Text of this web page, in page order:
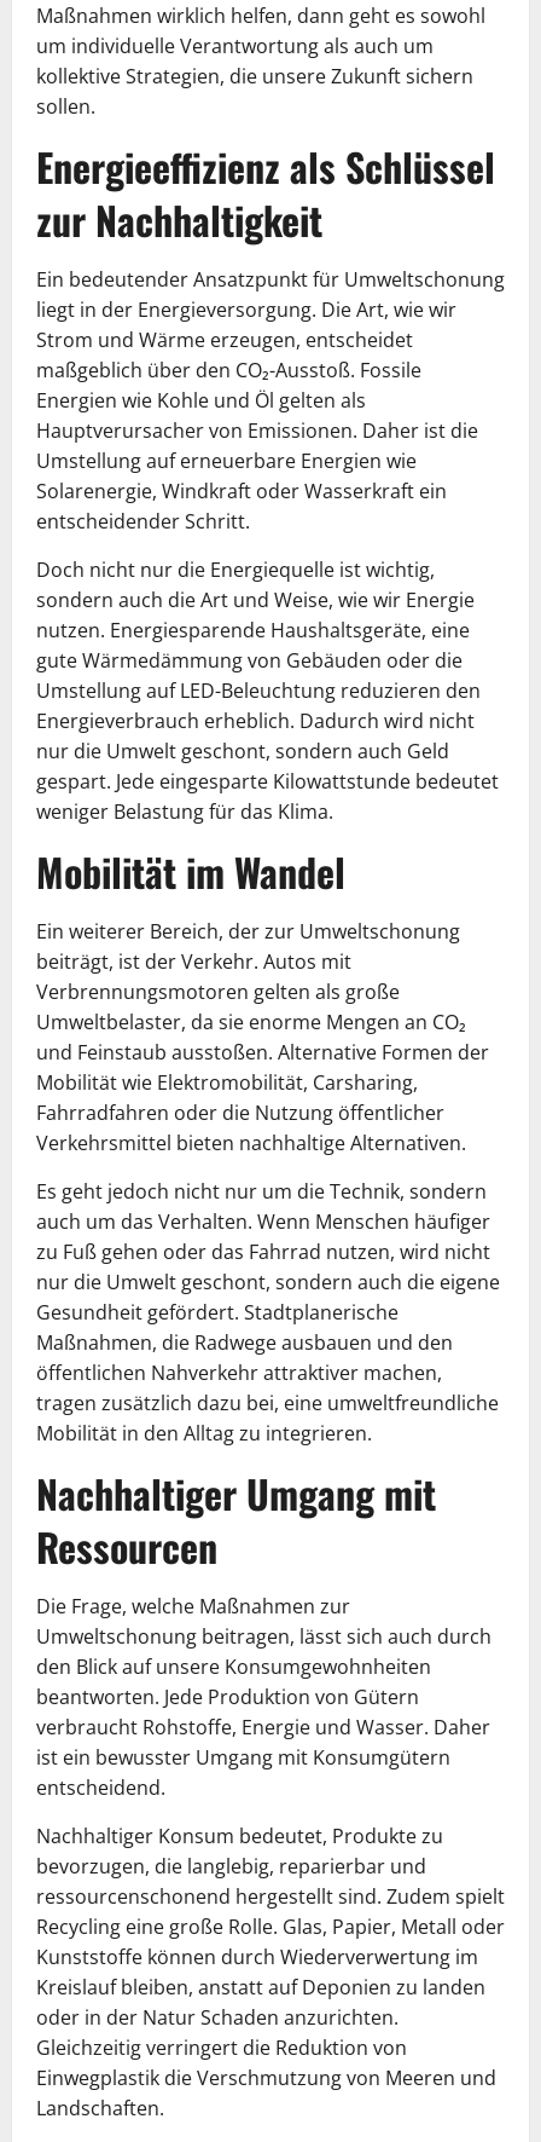
Maßnahmen wirklich helfen, dann geht es sowohl
um individuelle Verantwortung als auch um
kollektive Strategien, die unsere Zukunft sichern
sollen.
Energieeffizienz als Schlüssel
zur Nachhaltigkeit
Ein bedeutender Ansatzpunkt für Umweltschonung
liegt in der Energieversorgung. Die Art, wie wir
Strom und Wärme erzeugen, entscheidet
maßgeblich über den CO₂-Ausstoß. Fossile
Energien wie Kohle und Öl gelten als
Hauptverursacher von Emissionen. Daher ist die
Umstellung auf erneuerbare Energien wie
Solarenergie, Windkraft oder Wasserkraft ein
entscheidender Schritt.
Doch nicht nur die Energiequelle ist wichtig,
sondern auch die Art und Weise, wie wir Energie
nutzen. Energiesparende Haushaltsgeräte, eine
gute Wärmedämmung von Gebäuden oder die
Umstellung auf LED-Beleuchtung reduzieren den
Energieverbrauch erheblich. Dadurch wird nicht
nur die Umwelt geschont, sondern auch Geld
gespart. Jede eingesparte Kilowattstunde bedeutet
weniger Belastung für das Klima.
Mobilität im Wandel
Ein weiterer Bereich, der zur Umweltschonung
beiträgt, ist der Verkehr. Autos mit
Verbrennungsmotoren gelten als große
Umweltbelaster, da sie enorme Mengen an CO₂
und Feinstaub ausstoßen. Alternative Formen der
Mobilität wie Elektromobilität, Carsharing,
Fahrradfahren oder die Nutzung öffentlicher
Verkehrsmittel bieten nachhaltige Alternativen.
Es geht jedoch nicht nur um die Technik, sondern
auch um das Verhalten. Wenn Menschen häufiger
zu Fuß gehen oder das Fahrrad nutzen, wird nicht
nur die Umwelt geschont, sondern auch die eigene
Gesundheit gefördert. Stadtplanerische
Maßnahmen, die Radwege ausbauen und den
öffentlichen Nahverkehr attraktiver machen,
tragen zusätzlich dazu bei, eine umweltfreundliche
Mobilität in den Alltag zu integrieren.
Nachhaltiger Umgang mit
Ressourcen
Die Frage, welche Maßnahmen zur
Umweltschonung beitragen, lässt sich auch durch
den Blick auf unsere Konsumgewohnheiten
beantworten. Jede Produktion von Gütern
verbraucht Rohstoffe, Energie und Wasser. Daher
ist ein bewusster Umgang mit Konsumgütern
entscheidend.
Nachhaltiger Konsum bedeutet, Produkte zu
bevorzugen, die langlebig, reparierbar und
ressourcenschonend hergestellt sind. Zudem spielt
Recycling eine große Rolle. Glas, Papier, Metall oder
Kunststoffe können durch Wiederverwertung im
Kreislauf bleiben, anstatt auf Deponien zu landen
oder in der Natur Schaden anzurichten.
Gleichzeitig verringert die Reduktion von
Einwegplastik die Verschmutzung von Meeren und
Landschaften.